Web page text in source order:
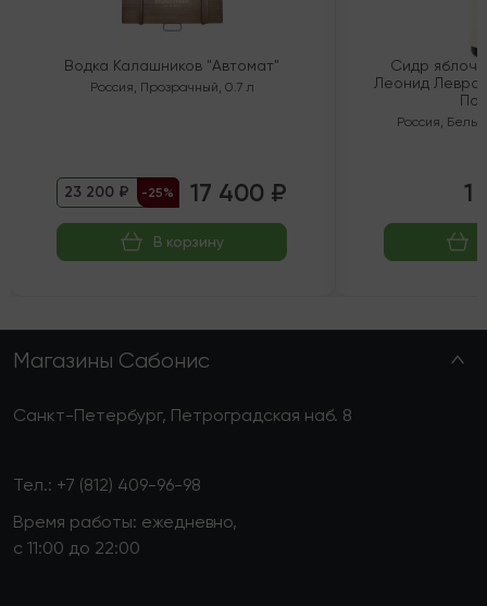
Водка Калашников "Автомат"
Россия, Прозрачный, 0.7 л
23 200 ₽ -25% 17 400 ₽
В корзину
Сидр
Леонид
Россия, Белый
1
Магазины Сабонис
Санкт-Петербург, Петроградская наб. 8
Тел.: +7 (812) 409-96-98
Время работы: ежедневно,
с 11:00 до 22:00